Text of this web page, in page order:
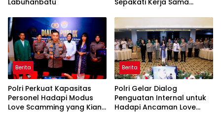
Labuhanbatu
Sepakati Kerja Sama
Korupsi serta Penguatan
Ekonomi Daerah
Berita
Polri Perkuat Kapasitas
Personel Hadapi Modus
Love Scamming yang Kian
Berita
Polri Gelar Dialog
Penguatan Internal untuk
Hadapi Ancaman Love